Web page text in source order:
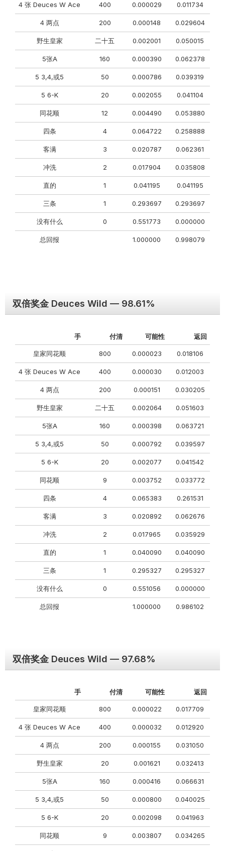
4 张 Deuces W Ace 400 0.000029 0.011734
4 两点 200 0.000148 0.029604
野生皇家 二十五 0.002001 0.050015
5张A 160 0.000390 0.062378
5 3,4,或5 50 0.000786 0.039319
5 6-K 20 0.002055 0.041104
同花顺 12 0.004490 0.053880
四条 4 0.064722 0.258888
客满 3 0.020787 0.062361
冲洗 2 0.017904 0.035808
直的 1 0.041195 0.041195
三条 1 0.293697 0.293697
没有什么 0 0.551773 0.000000
总回报 1.000000 0.998079
双倍奖金 Deuces Wild — 98.61%
手 付清 可能性 返回
皇家同花顺 800 0.000023 0.018106
4 张 Deuces W Ace 400 0.000030 0.012003
4 两点 200 0.000151 0.030205
野生皇家 二十五 0.002064 0.051603
5张A 160 0.000398 0.063721
5 3,4,或5 50 0.000792 0.039597
5 6-K 20 0.002077 0.041542
同花顺 9 0.003752 0.033772
四条 4 0.065383 0.261531
客满 3 0.020892 0.062676
冲洗 2 0.017965 0.035929
直的 1 0.040090 0.040090
三条 1 0.295327 0.295327
没有什么 0 0.551056 0.000000
总回报 1.000000 0.986102
双倍奖金 Deuces Wild — 97.68%
手 付清 可能性 返回
皇家同花顺 800 0.000022 0.017709
4 张 Deuces W Ace 400 0.000032 0.012920
4 两点 200 0.000155 0.031050
野生皇家 20 0.001621 0.032413
5张A 160 0.000416 0.066631
5 3,4,或5 50 0.000800 0.040025
5 6-K 20 0.002098 0.041963
同花顺 9 0.003807 0.034265